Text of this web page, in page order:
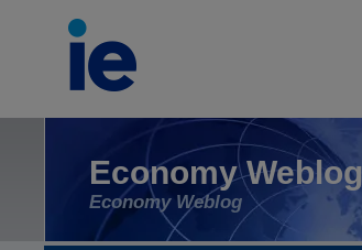
Economy Weblog
Economy Weblog